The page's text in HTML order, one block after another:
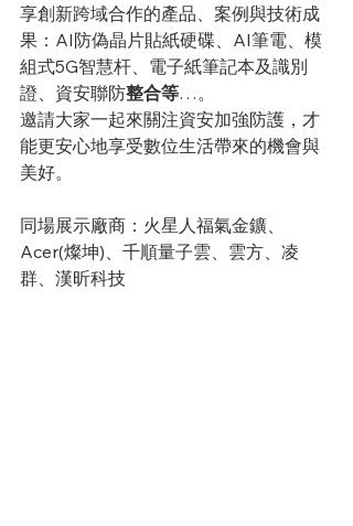
享創新跨域合作的產品、案例與技術成
果：AI防偽晶片貼紙硬碟、AI筆電、模
組式5G智慧杆、電子紙筆記本及識別
證、資安聯防整合等…。
邀請大家一起來關注資安加強防護，才
能更安心地享受數位生活帶來的機會與
美好。
同場展示廠商：火星人福氣金鑛、
Acer(燦坤)、千順量子雲、雲方、凌
群、漢昕科技